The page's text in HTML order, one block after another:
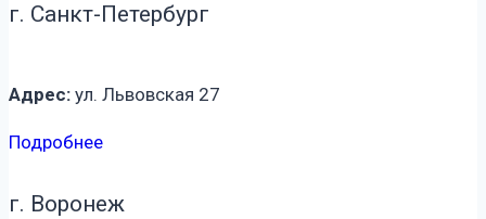
г. Санкт-Петербург
Адрес: ул. Львовская 27
Подробнее
г. Воронеж